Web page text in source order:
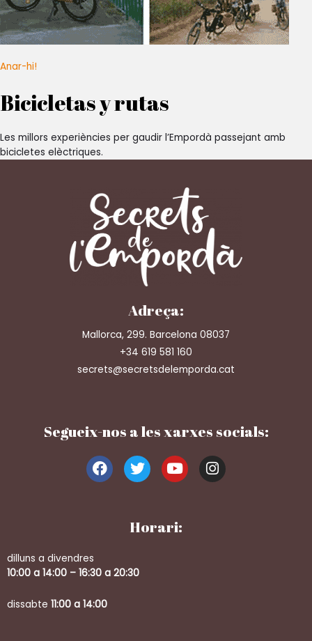
Anar-hi!
Bicicletas y rutas
Les millors experiències per gaudir l’Empordà passejant amb
bicicletes elèctriques.
Adreça:
Mallorca, 299. Barcelona 08037
+34 619 581 160
secrets@secretsdelemporda.cat
Segueix-nos a les xarxes socials:
Horari:
dilluns a divendres
10:00 a 14:00 – 16:30 a 20:30
dissabte 11:00 a 14:00